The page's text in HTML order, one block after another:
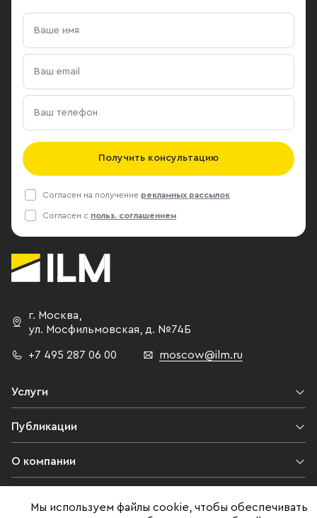
Получить консультацию
Согласен на получение рекламных рассылок
Согласен с польз. соглашением
г. Москва
ул. Мосфильмовская,
д. №74Б
+7 495 287 06 00 moscow@ilm.ru
Услуги
Публикации
О компании
Мы используем файлы cookie, чтобы обеспечивать